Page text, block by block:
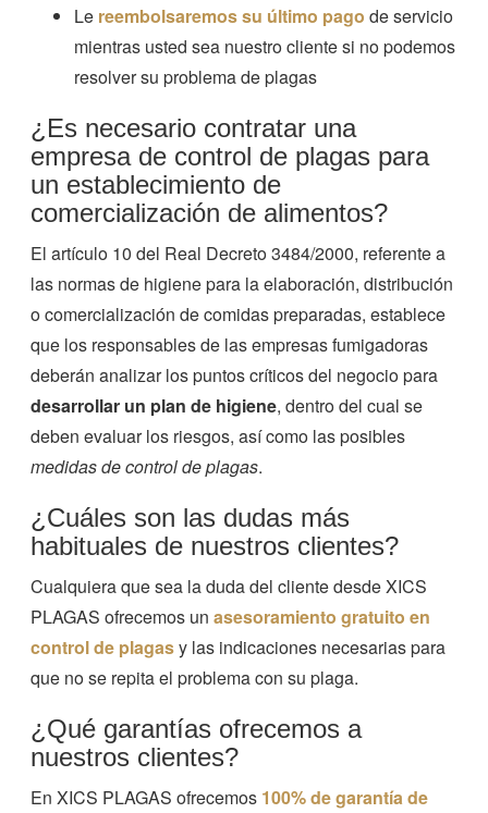
Le reembolsaremos su último pago de servicio
mientras usted sea nuestro cliente si no podemos
resolver su problema de plagas
¿Es necesario contratar una
empresa de control de plagas para
un establecimiento de
comercialización de alimentos?
El artículo 10 del Real Decreto 3484/2000, referente a
las normas de higiene para la elaboración, distribución
o comercialización de comidas preparadas, establece
que los responsables de las empresas fumigadoras
deberán analizar los puntos críticos del negocio para
desarrollar un plan de higiene, dentro del cual se
deben evaluar los riesgos, así como las posibles
medidas de control de plagas.
¿Cuáles son las dudas más
habituales de nuestros clientes?
Cualquiera que sea la duda del cliente desde XICS
PLAGAS ofrecemos unasesoramiento gratuito en
control de plagasy las indicaciones necesarias para
que no se repita el problema con su plaga.
¿Qué garantías ofrecemos a
nuestros clientes?
En XICS PLAGAS ofrecemos 100% de garantía de